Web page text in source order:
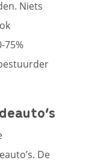
Niets
75%
De